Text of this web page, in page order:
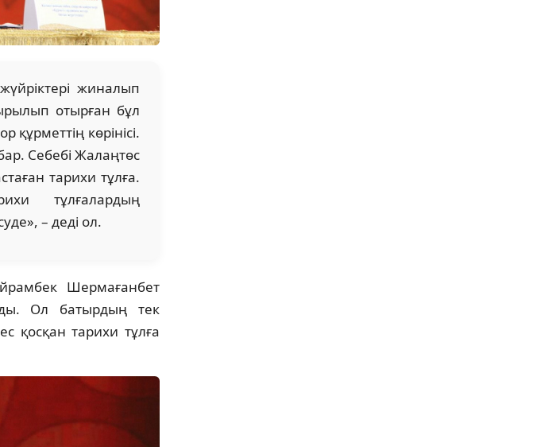
жиналып
отырған бұл
құрметтің көрінісі.
Себебі Жалаңтөс
тарихи тұлға.
тұлғалардың
– деді ол.
Шермағанбет
Ол батырдың тек
қосқан тарихи тұлға